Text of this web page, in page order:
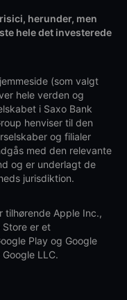
herunder, men
hele det investerede
(som valgt
hele verden og
i Saxo Bank
henviser til den
og filialer
med den relevante
og er underlagt de
jurisdiktion.
Apple Inc.,
Store er et
Play og Google
LLC.